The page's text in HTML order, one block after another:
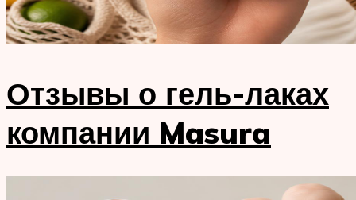
Отзывы о гель-лаках
компании Masura